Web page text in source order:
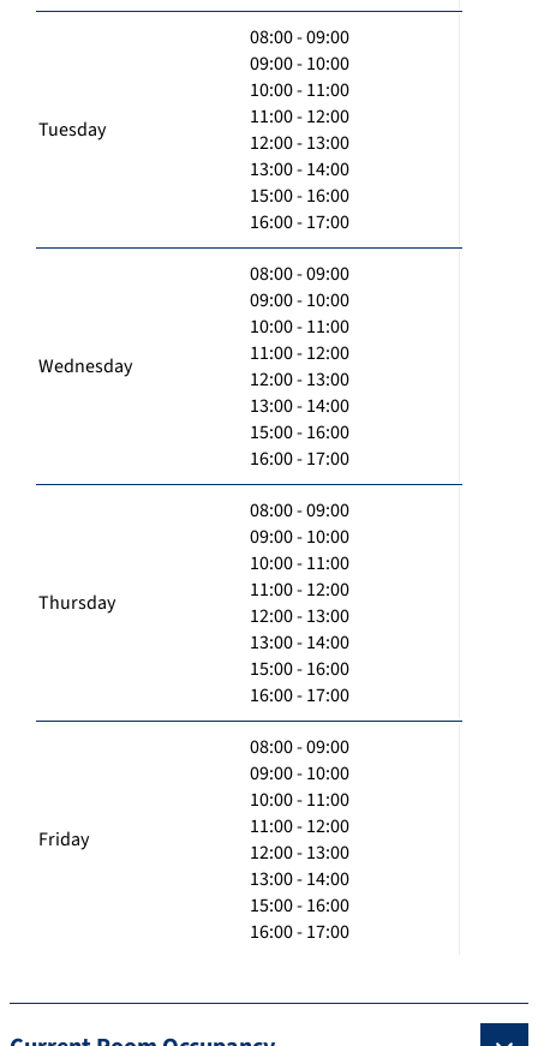
Tuesday
08:00 - 09:00
09:00 - 10:00
10:00 - 11:00
11:00 - 12:00
12:00 - 13:00
13:00 - 14:00
15:00 - 16:00
16:00 - 17:00
Wednesday
08:00 - 09:00
09:00 - 10:00
10:00 - 11:00
11:00 - 12:00
12:00 - 13:00
13:00 - 14:00
15:00 - 16:00
16:00 - 17:00
Thursday
08:00 - 09:00
09:00 - 10:00
10:00 - 11:00
11:00 - 12:00
12:00 - 13:00
13:00 - 14:00
15:00 - 16:00
16:00 - 17:00
Friday
08:00 - 09:00
09:00 - 10:00
10:00 - 11:00
11:00 - 12:00
12:00 - 13:00
13:00 - 14:00
15:00 - 16:00
16:00 - 17:00